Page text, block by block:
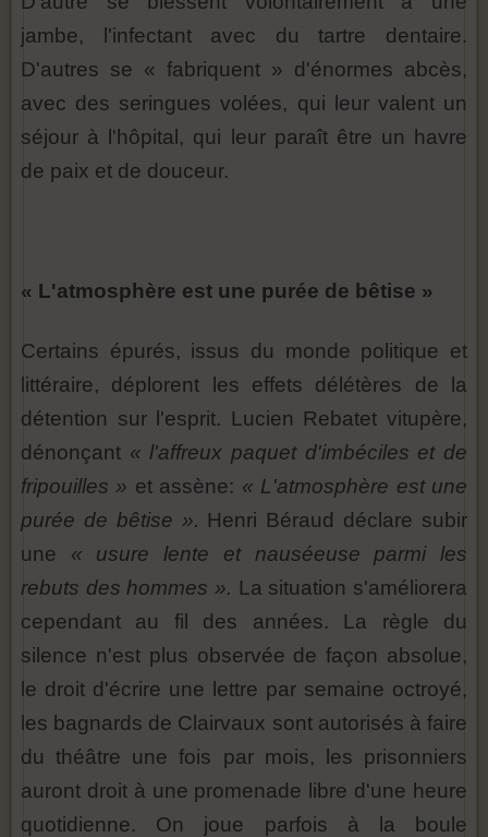
jambe, l'infectant avec du tartre dentaire.
D'autres se « fabriquent » d'énormes abcès,
avec des seringues volées, qui leur valent un
séjour à l'hôpital, qui leur paraît être un havre
de paix et de douceur.
« L'atmosphère est une purée de bêtise »
Certains épurés, issus du monde politique et
littéraire, déplorent les effets délétères de la
détention sur l'esprit. Lucien Rebatet vitupère,
dénonçant « l'affreux paquet d'imbéciles et de
fripouilles » et assène: « L'atmosphère est une
purée de bêtise ». Henri Béraud déclare subir
une « usure lente et nauséeuse parmi les
rebuts des hommes ». La situation s'améliorera
cependant au fil des années. La règle du
silence n'est plus observée de façon absolue,
le droit d'écrire une lettre par semaine octroyé,
les bagnards de Clairvaux sont autorisés à faire
du théâtre une fois par mois, les prisonniers
auront droit à une promenade libre d'une heure
quotidienne. On joue parfois à la boule